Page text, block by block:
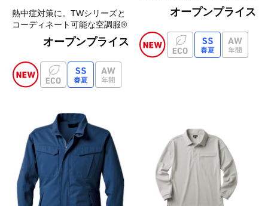
熱中症対策に。TWシリーズと
コーディネート可能な空調服®
多様なツールが携帯できる抜群
スタイリッシュ
オープンプライス
水分を供給します。
オープンプライス